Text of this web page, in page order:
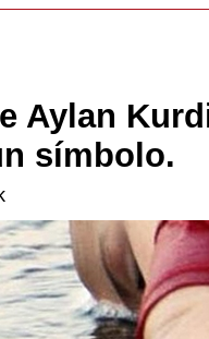
Aylan
símbolo.